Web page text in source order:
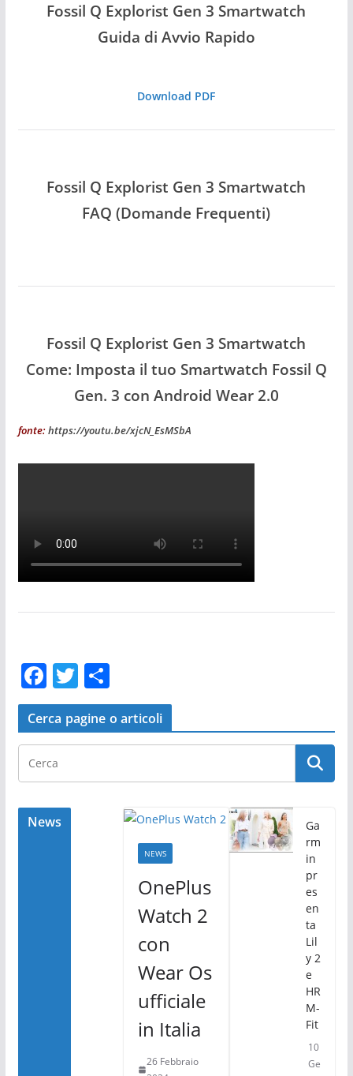
Fossil Q Explorist Gen 3 Smartwatch
Guida di Avvio Rapido
Download PDF
Fossil Q Explorist Gen 3 Smartwatch
FAQ (Domande Frequenti)
Fossil Q Explorist Gen 3 Smartwatch
Come: Imposta il tuo Smartwatch Fossil Q
Gen. 3 con Android Wear 2.0
fonte:https://youtu.be/xjcN_EsMSbA
F
a
c
e
b
o
o
T
w
itt
er
C
o
n
di
vi
di
Cerca pagine o articoli
News
NEWS
OnePlus
Watch 2
con
Wear Os
ufficiale
in Italia
26 Febbraio
Ga
rm
in
pr
es
en
ta
Lil
y 2
e
HR
M-
Fit
10
Ge